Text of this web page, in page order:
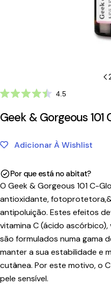
4.5
de
4.5Clique
ir
avaliações
Geek & Gorgeous 101
Adicionar À Wishlist
Por que está no abitat?
O Geek & Gorgeous 101 C-
antioxidante,
antipoluição. Estes efeitos
vitamina C (ácido
são formulados numa gama
manter a sua estabilidade e
cutânea. Por este motivo, o
pele sensível.
País/Região